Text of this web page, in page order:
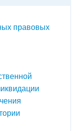
правовых